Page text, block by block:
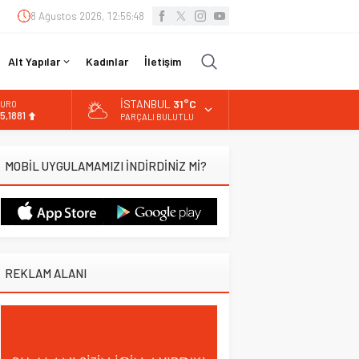
8 Ağustos 2026, 12:56:49
Alt Yapılar Kadınlar İletişim
13.779,39
DOLAR
İSTANBUL 31°C
PARÇALI BULUTLU
MOBİL UYGULAMAMIZI İNDİRDİNİZ Mİ?
REKLAM ALANI